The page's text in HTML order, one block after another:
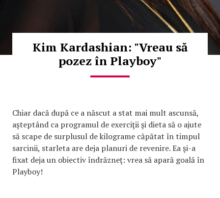
Kim Kardashian: "Vreau să
pozez în Playboy"
Chiar dacă după ce a născut a stat mai mult ascunsă,
aşteptând ca programul de exerciţii şi dieta să o ajute
să scape de surplusul de kilograme căpătat în timpul
sarcinii, starleta are deja planuri de revenire. Ea şi-a
fixat deja un obiectiv îndrăzneţ: vrea să apară goală în
Playboy!